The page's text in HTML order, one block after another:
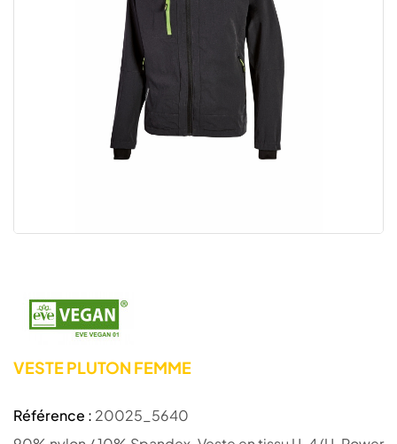
VESTE PLUTON FEMME
Référence : 20025_5640